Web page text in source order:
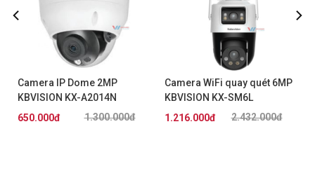
Camera IP Dome 2MP
KBVISION KX-A2014N
1.300.000đ
650.000đ
Camera WiFi quay quét 6MP
KBVISION KX-SM6L
2.432.000đ
1.216.000đ